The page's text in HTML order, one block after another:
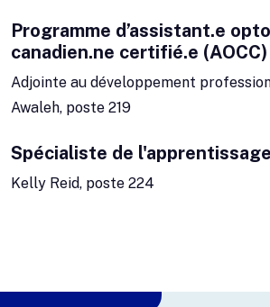
Programme d’assistant.e
canadien.ne certifié.e (AOCC)
Adjointe au développement
Awaleh, poste 219
Spécialiste de
Kelly Reid, poste 224